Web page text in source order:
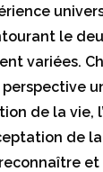
le
variées.
de la vie,
de